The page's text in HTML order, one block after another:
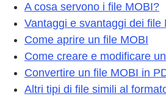
A cosa servono i file MOBI?
Vantaggi e svantaggi dei file
Come aprire un file MOBI
Come creare e modificare
Convertire un file MOBI in
Altri tipi di file simili al